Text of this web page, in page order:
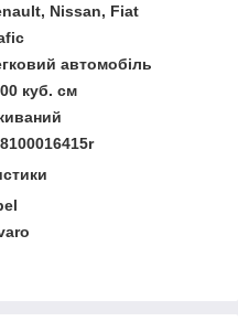
Nissan, Fiat
автомобіль
куб. см